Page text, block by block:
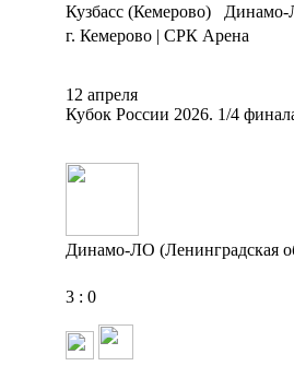
Кузбасс (Кемерово)
Динамо-
г. Кемерово | СРК Арена
12 апреля
Кубок России 2026. 1/4
Динамо-ЛО (Ленинградская
3 : 0